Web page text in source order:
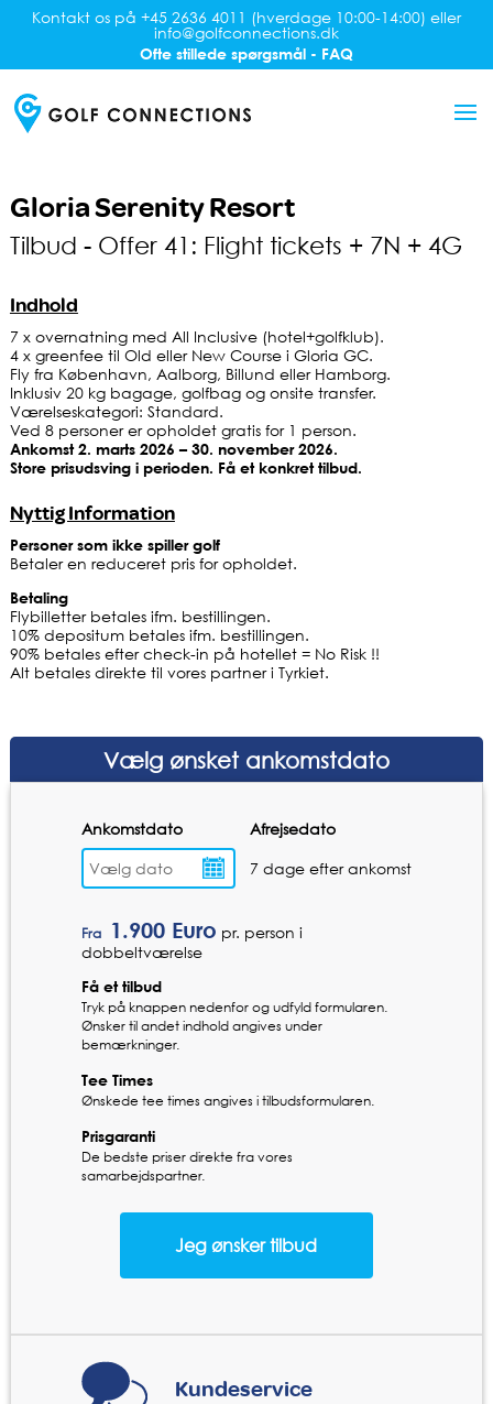
Kontakt os på +45 2636 4011 (hverdage 10:00-14:00) eller
info@golfconnections.dk
Ofte stillede spørgsmål - FAQ
Gloria Serenity Resort
Tilbud - Offer 41: Flight tickets + 7N + 4G
Indhold
7 x overnatning med All Inclusive (hotel+golfklub).
4 x greenfee til Old eller New Course i Gloria GC.
Fly fra København, Aalborg, Billund eller Hamborg.
Inklusiv 20 kg bagage, golfbag og onsite transfer.
Værelseskategori: Standard.
Ved 8 personer er opholdet gratis for 1 person.
Ankomst 2. marts 2026 – 30. november 2026.
Store prisudsving i perioden. Få et konkret tilbud.
Nyttig Information
Personer som ikke spiller golf
Betaler en reduceret pris for opholdet.
Betaling
Flybilletter betales ifm. bestillingen.
10% depositum betales ifm. bestillingen.
90% betales efter check-in på hotellet = No Risk !!
Alt betales direkte til vores partner i Tyrkiet.
Vælg ønsket ankomstdato
Ankomstdato Afrejsedato
7 dage efter ankomst
Fra 1.900 Euro pr. person i
dobbeltværelse
Få et tilbud
Tryk på knappen nedenfor og udfyld formularen.
Ønsker til andet indhold angives under
bemærkninger.
Tee Times
Ønskede tee times angives i tilbudsformularen.
Prisgaranti
De bedste priser direkte fra vores
samarbejdspartner.
Kundeservice